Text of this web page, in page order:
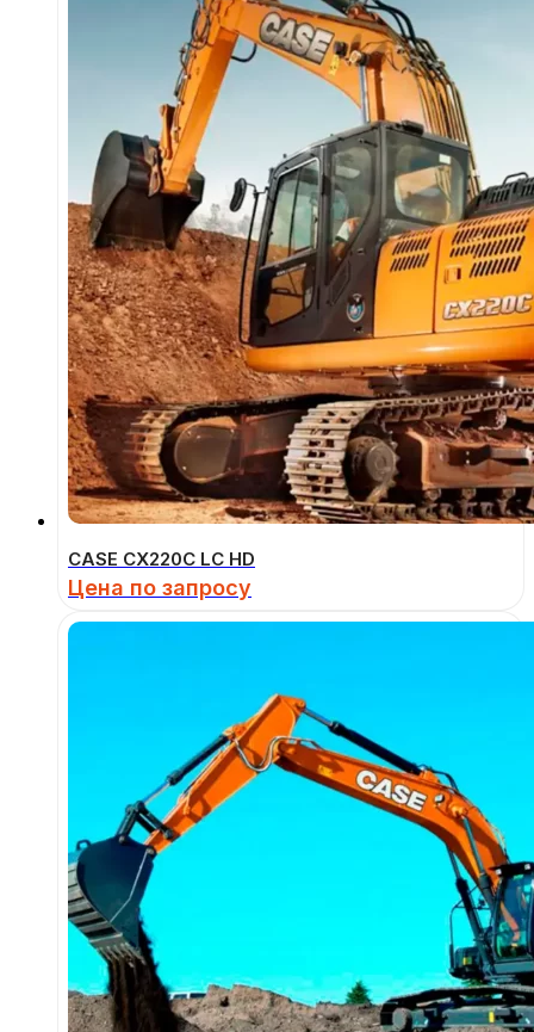
CASE CX220C LC HD
Цена по запросу